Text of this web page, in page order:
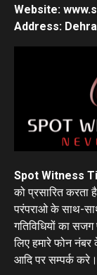
Website:
Address:
Spot Witness
को प्रसारित करता
परंपराओ के साथ-
गतिविधियों का सजग
लिए हमारे फोन
आदि पर सम्पर्क करे।